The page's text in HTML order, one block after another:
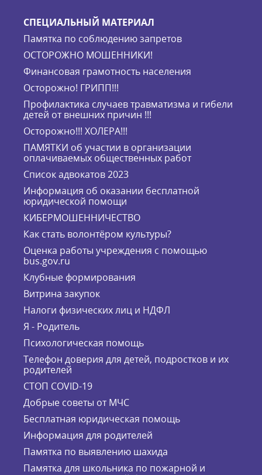
СПЕЦИАЛЬНЫЙ МАТЕРИАЛ
Памятка по соблюдению запретов
ОСТОРОЖНО МОШЕННИКИ!
Финансовая грамотность населения
Осторожно! ГРИПП!!!
Профилактика случаев травматизма и гибели
детей от внешних причин !!!
Осторожно!!! ХОЛЕРА!!!
ПАМЯТКИ об участии в организации
оплачиваемых общественных работ
Список адвокатов 2023
Информация об оказании бесплатной
юридической помощи
КИБЕРМОШЕННИЧЕСТВО
Как стать волонтёром культуры?
Оценка работы учреждения с помощью
bus.gov.ru
Клубные формирования
Витрина закупок
Налоги физических лиц и НДФЛ
Я - Родитель
Психологическая помощь
Телефон доверия для детей, подростков и их
родителей
СТОП COVID-19
Добрые советы от МЧС
Бесплатная юридическая помощь
Информация для родителей
Памятка по выявлению шахида
Памятка для школьника по пожарной и